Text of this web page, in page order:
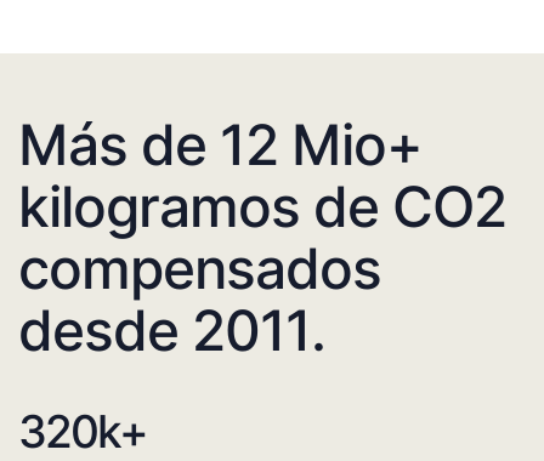
Más de 12 Mio+
kilogramos de CO2
compensados
desde 2011.
320k+